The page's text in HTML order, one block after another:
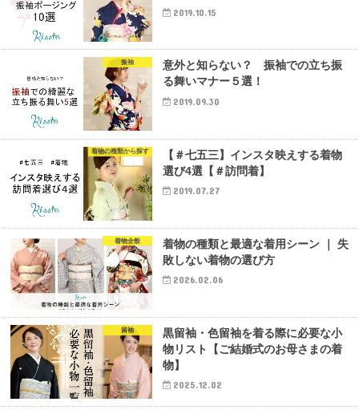
2019.10.15
振袖
意外と知らない？ 振袖での立ち振
る舞いマナー５選！
2019.09.30
着物の種類から探す
【＃七五三】インスタ映えする着物
選び4選【＃訪問着】
2019.07.27
着物全般
着物の種類と最適な着用シーン ｜ 失
敗しない着物の選び方
2026.02.06
留袖
黒留袖・色留袖を着る際に必要な小
物リスト【ご結婚式のお母さまの着
物】
2025.12.02